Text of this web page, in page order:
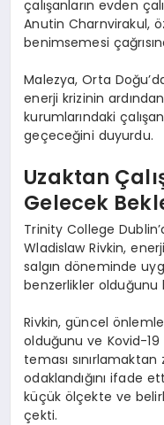
çalışanların evden
Anutin Charnvirakul,
benimsemesi
Malezya, Orta
enerji krizinin
kurumlarındaki
geçeceğini duyurdu.
Uzaktan
Gelecek
Trinity College
Wladislaw Rivkin,
salgın döneminde
benzerlikler olduğunu
Rivkin, güncel
olduğunu ve Kovid-19
teması
odaklandığını ifade
küçük ölçekte ve belirli
çekti.